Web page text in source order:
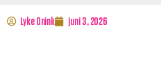
Lyke Onink juni 3, 2026